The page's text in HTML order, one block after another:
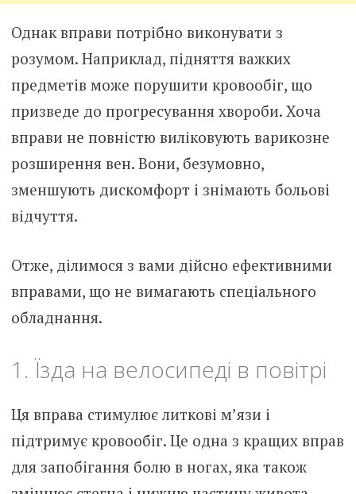
Однак вправи потрібно виконувати з
розумом. Наприклад, підняття важких
предметів може порушити кровообіг, що
призведе до прогресування хвороби. Хоча
вправи не повністю виліковують варикозне
розширення вен. Вони, безумовно,
зменшують дискомфорт і знімають больові
відчуття.
Отже, ділимося з вами дійсно ефективними
вправами, що не вимагають спеціального
обладнання.
1. Їзда на велосипеді в повітрі
Ця вправа стимулює литкові м’язи і
підтримує кровообіг. Це одна з кращих вправ
для запобігання болю в ногах, яка також